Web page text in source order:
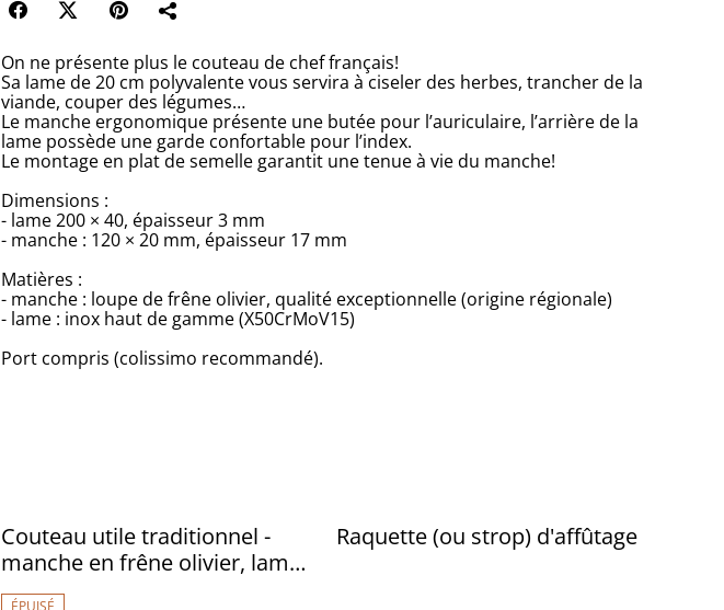
On ne présente plus le couteau de chef français!
Sa lame de 20 cm polyvalente vous servira à ciseler des herbes, trancher de la
viande, couper des légumes…
Le manche ergonomique présente une butée pour l’auriculaire, l’arrière de la
lame possède une garde confortable pour l’index.
Le montage en plat de semelle garantit une tenue à vie du manche!
Dimensions :
- lame 200 × 40, épaisseur 3 mm
- manche : 120 × 20 mm, épaisseur 17 mm
Matières :
- manche : loupe de frêne olivier, qualité exceptionnelle (origine régionale)
- lame : inox haut de gamme (X50CrMoV15)
Port compris (colissimo recommandé).
Couteau utile traditionnel -
manche en frêne olivier, lame
carbone
ÉPUISÉ
Raquette (ou strop) d'affûtage